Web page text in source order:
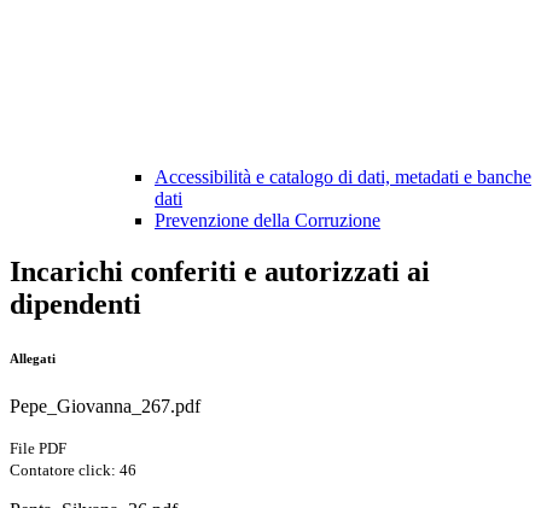
Accessibilità e catalogo di dati, metadati e banche
dati
Prevenzione della Corruzione
Incarichi conferiti e autorizzati ai
dipendenti
Allegati
Pepe_Giovanna_267.pdf
File PDF
Contatore click: 46